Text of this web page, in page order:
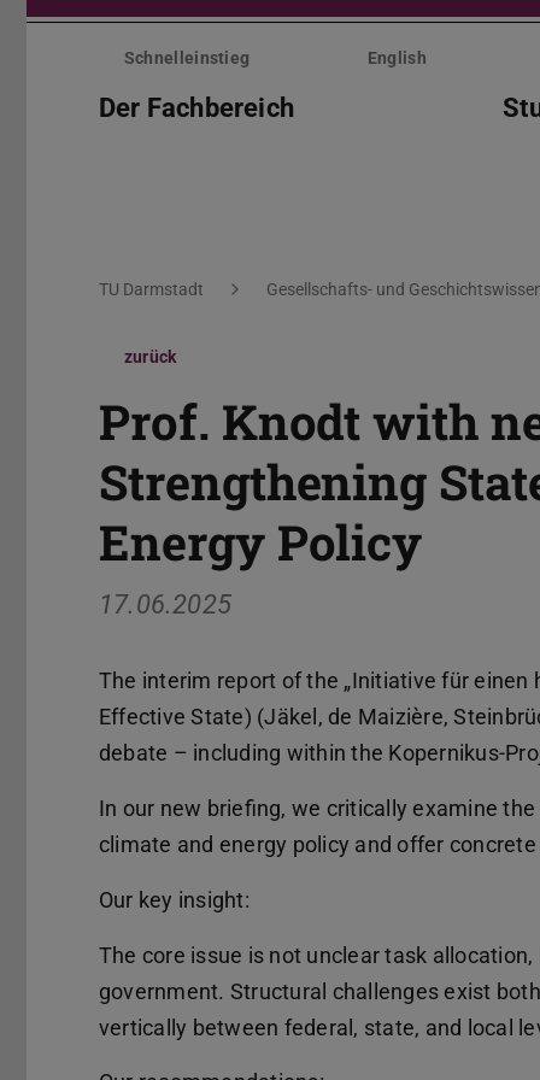
Menü
überspringenSchnelleinstieg English
Der Fachbereich
Sie befinden sich hier:
TU Darmstadt Gesellschafts- und
zurück
Prof. Knodt with
Strengthening
Energy Policy
17.06.2025
The interim report of the „Initiative für
Effective State) (Jäkel, de Maizière,
debate – including within the Kopernikus-
In our new briefing, we critically examine
climate and energy policy and offer
Our key insight:
The core issue is not unclear task
government. Structural challenges exist
vertically between federal, state, and local